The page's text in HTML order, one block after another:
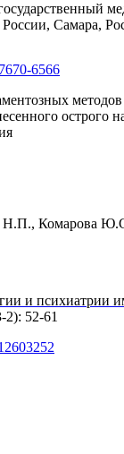
Самара,
6566
острого
Н.П., Комарова
и психиатрии
52‑61